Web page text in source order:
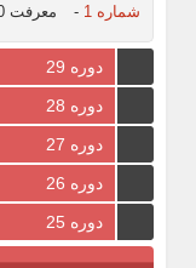
شماره 1
- معرفت 280، فروردین 1400
دوره 29
دوره 28
دوره 27
دوره 26
دوره 25